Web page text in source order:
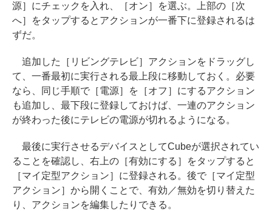
源］にチェックを入れ、［オン］を選ぶ。上部の［次
へ］をタップするとアクションが一番下に登録されるは
ずだ。
追加した［リビングテレビ］アクションをドラッグし
て、一番最初に実行される最上段に移動しておく。必要
なら、同じ手順で［電源］を［オフ］にするアクション
も追加し、最下段に登録しておけば、一連のアクション
が終わった後にテレビの電源が切れるようになる。
最後に実行させるデバイスとしてCubeが選択されてい
ることを確認し、右上の［有効にする］をタップすると
［マイ定型アクション］に登録される。後で［マイ定型
アクション］から開くことで、有効／無効を切り替えた
り、アクションを編集したりできる。